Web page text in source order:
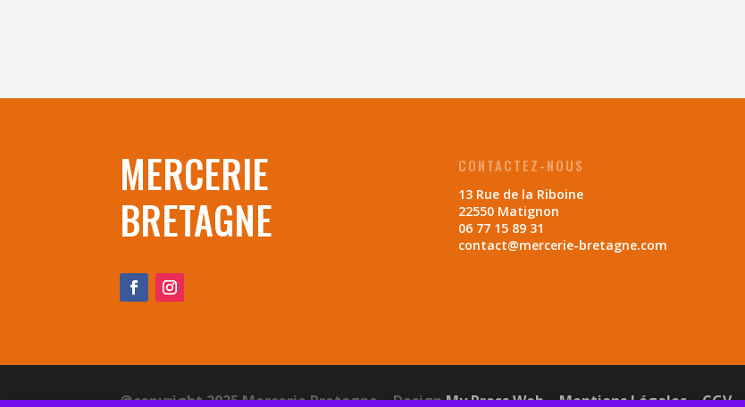
MERCERIE
BRETAGNE
CONTACTEZ-NOUS
13 Rue de la Riboine
22550 Matignon
06 77 15 89 31
contact@mercerie-bretagne.com
@copyright 2025 Mercerie Bretagne – DesignMy Press Web–Mentions Légales–CGV